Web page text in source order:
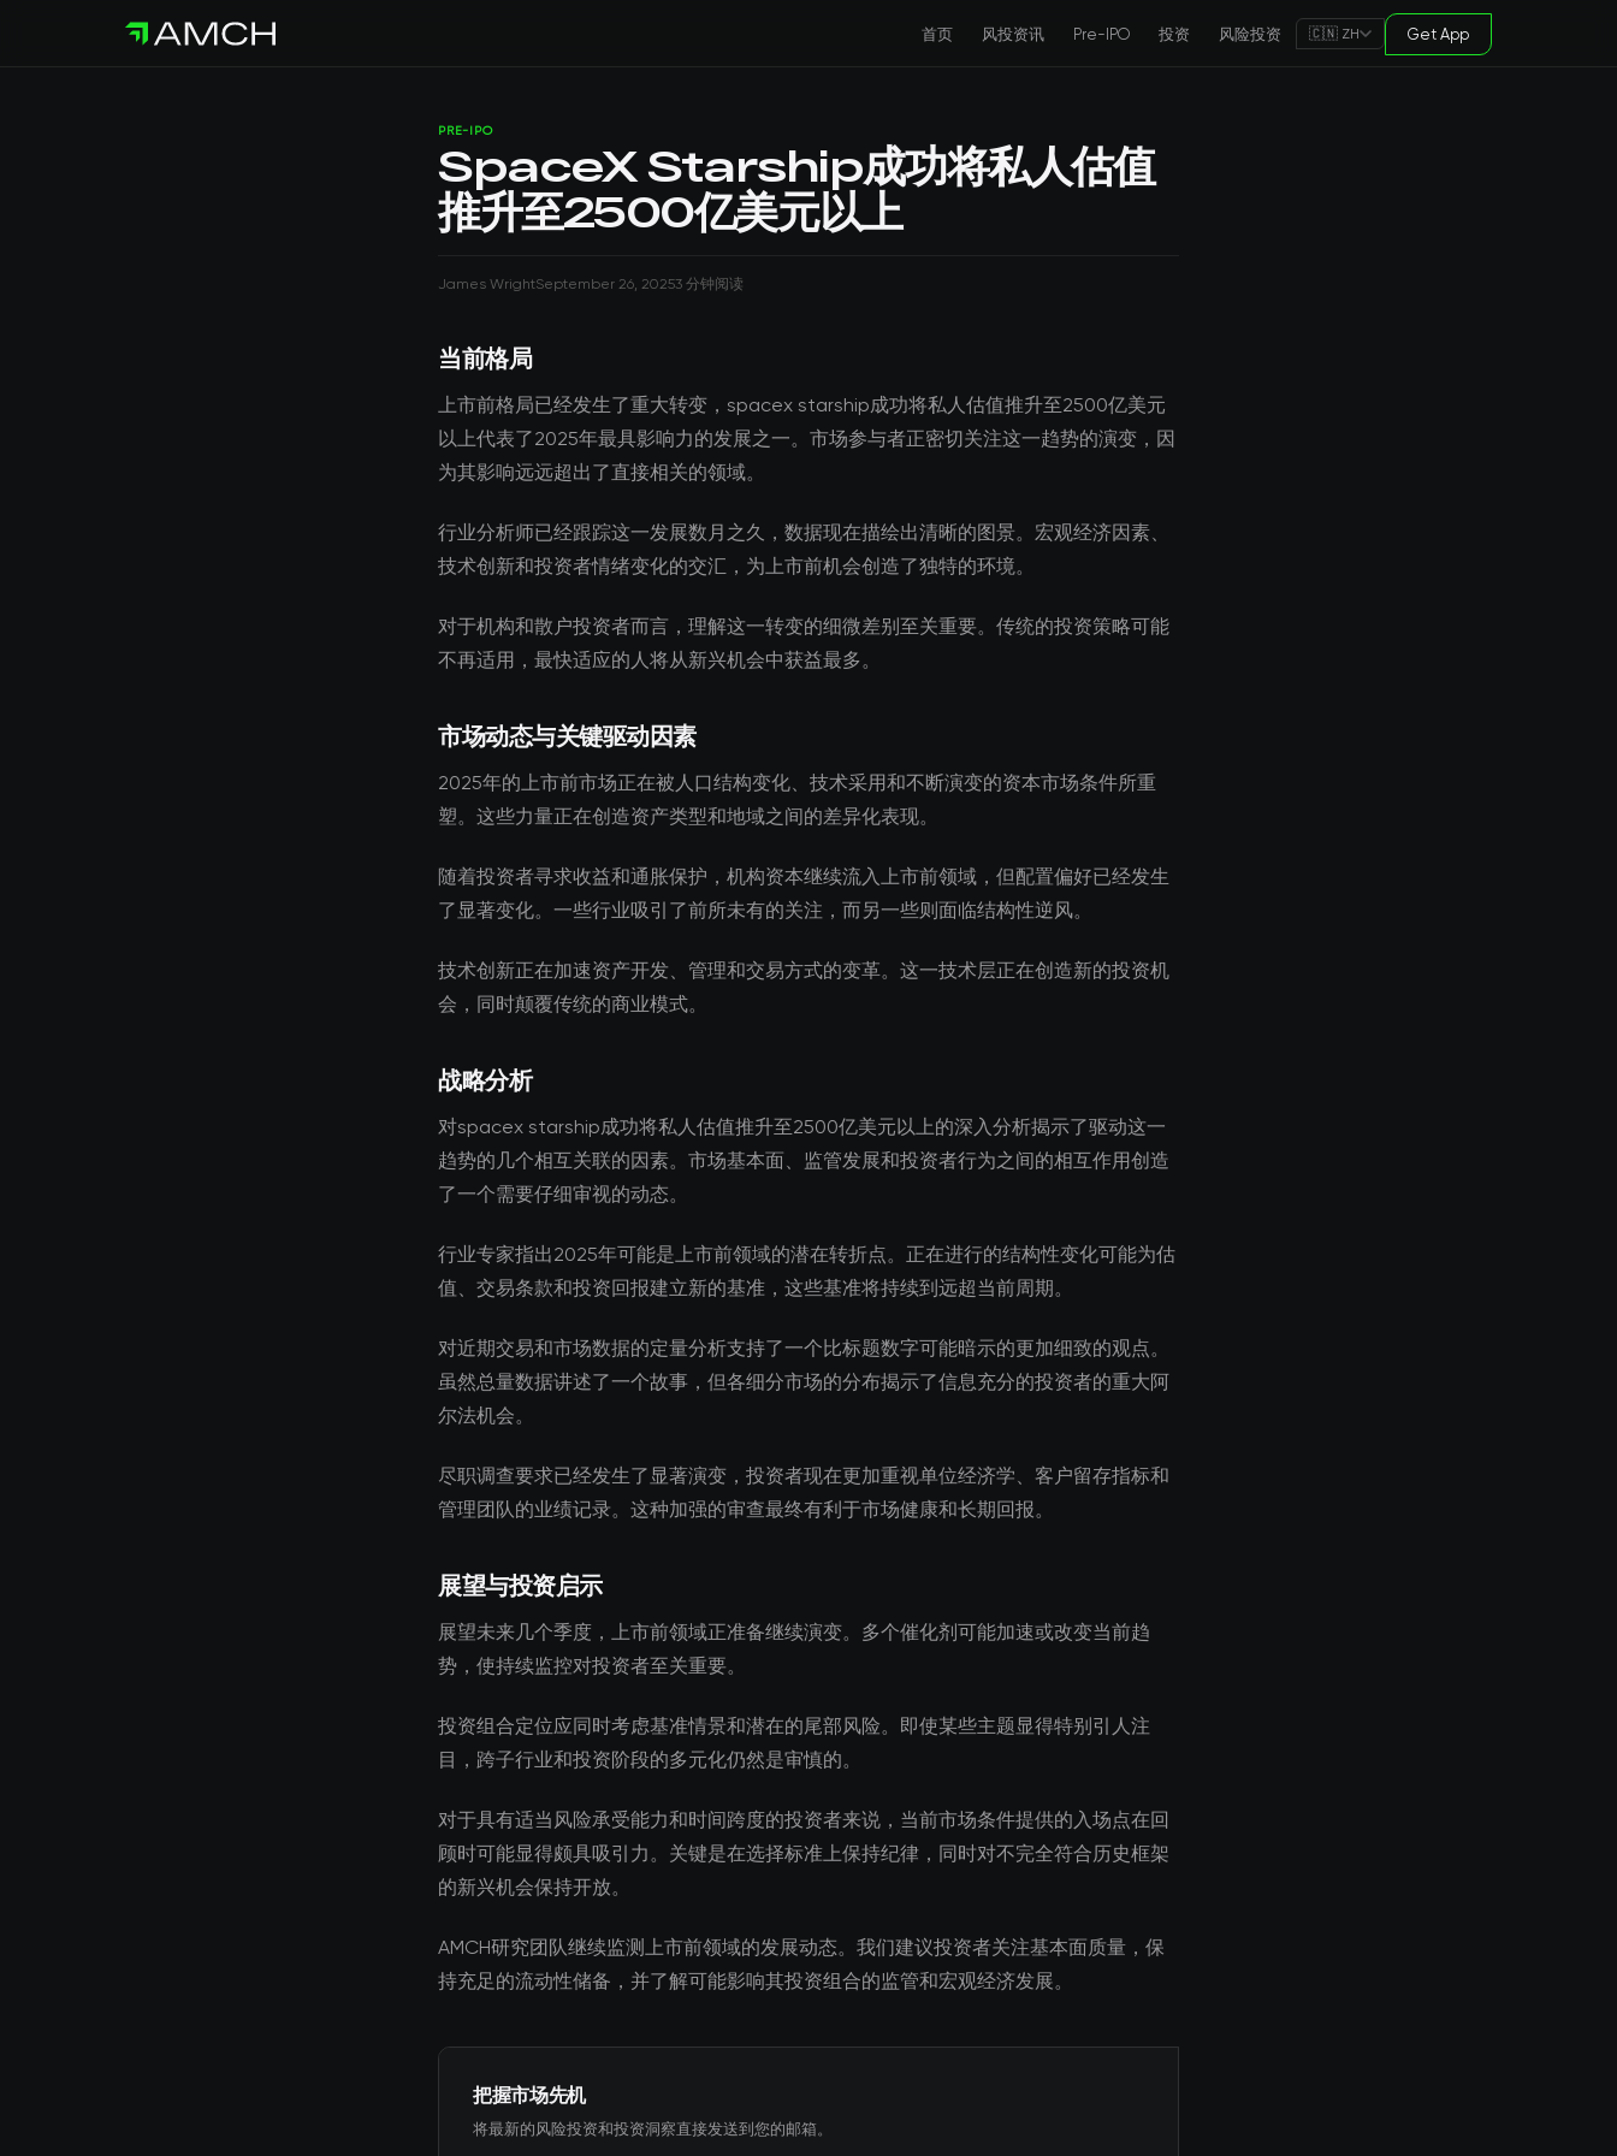
首页 风投资讯 Pre-IPO 投资 风险投资 🇨🇳 ZH Get App
PRE-IPO
SpaceX Starship成功将私人估值
推升至2500亿美元以上
James WrightSeptember 26, 20253 分钟阅读
当前格局
上市前格局已经发生了重大转变，spacex starship成功将私人估值推升至2500亿美元
以上代表了2025年最具影响力的发展之一。市场参与者正密切关注这一趋势的演变，因
为其影响远远超出了直接相关的领域。
行业分析师已经跟踪这一发展数月之久，数据现在描绘出清晰的图景。宏观经济因素、
技术创新和投资者情绪变化的交汇，为上市前机会创造了独特的环境。
对于机构和散户投资者而言，理解这一转变的细微差别至关重要。传统的投资策略可能
不再适用，最快适应的人将从新兴机会中获益最多。
市场动态与关键驱动因素
2025年的上市前市场正在被人口结构变化、技术采用和不断演变的资本市场条件所重
塑。这些力量正在创造资产类型和地域之间的差异化表现。
随着投资者寻求收益和通胀保护，机构资本继续流入上市前领域，但配置偏好已经发生
了显著变化。一些行业吸引了前所未有的关注，而另一些则面临结构性逆风。
技术创新正在加速资产开发、管理和交易方式的变革。这一技术层正在创造新的投资机
会，同时颠覆传统的商业模式。
战略分析
对spacex starship成功将私人估值推升至2500亿美元以上的深入分析揭示了驱动这一
趋势的几个相互关联的因素。市场基本面、监管发展和投资者行为之间的相互作用创造
了一个需要仔细审视的动态。
行业专家指出2025年可能是上市前领域的潜在转折点。正在进行的结构性变化可能为估
值、交易条款和投资回报建立新的基准，这些基准将持续到远超当前周期。
对近期交易和市场数据的定量分析支持了一个比标题数字可能暗示的更加细致的观点。
虽然总量数据讲述了一个故事，但各细分市场的分布揭示了信息充分的投资者的重大阿
尔法机会。
尽职调查要求已经发生了显著演变，投资者现在更加重视单位经济学、客户留存指标和
管理团队的业绩记录。这种加强的审查最终有利于市场健康和长期回报。
展望与投资启示
展望未来几个季度，上市前领域正准备继续演变。多个催化剂可能加速或改变当前趋
势，使持续监控对投资者至关重要。
投资组合定位应同时考虑基准情景和潜在的尾部风险。即使某些主题显得特别引人注
目，跨子行业和投资阶段的多元化仍然是审慎的。
对于具有适当风险承受能力和时间跨度的投资者来说，当前市场条件提供的入场点在回
顾时可能显得颇具吸引力。关键是在选择标准上保持纪律，同时对不完全符合历史框架
的新兴机会保持开放。
AMCH研究团队继续监测上市前领域的发展动态。我们建议投资者关注基本面质量，保
持充足的流动性储备，并了解可能影响其投资组合的监管和宏观经济发展。
把握市场先机
将最新的风险投资和投资洞察直接发送到您的邮箱。